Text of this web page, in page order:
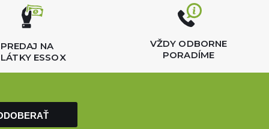
PREDAJ NA
ESSOX
VŽDY ODBORNE
PORADÍME